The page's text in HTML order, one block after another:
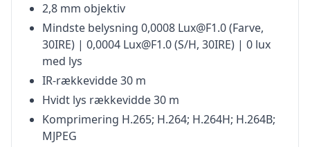
2,8 mm objektiv
Mindste belysning 0,0008 Lux@F1.0 (Farve,
30IRE) | 0,0004 Lux@F1.0 (S/H, 30IRE) | 0 lux
med lys
IR-rækkevidde 30 m
Hvidt lys rækkevidde 30 m
Komprimering H.265; H.264; H.264H; H.264B;
MJPEG